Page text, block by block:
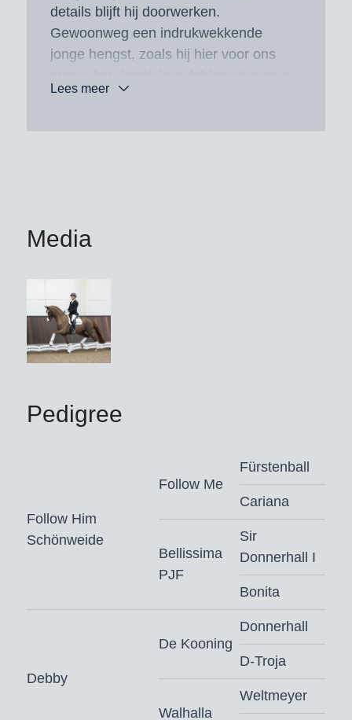
details blijft hij doorwerken.
Gewoonweg een indrukwekkende
jonge hengst, zoals hij hier voor ons
Thomas Münch in zijn commentaar
Zijn vader Follow Him’s Schönweide
verrichtingstesten. Voor zijn eerste
veulenjaargang werd hij door het
Oldenburger Verband uitgeroepen tot
Ia-Hauptprämien kampioen. Na
dressuurpaardenproeven won hij
onder Ann-Kathrin Lachemann M*-
9,0. Meerdere van zijn zonen werden
goedgekeurd, waaronder de finalist
van het Bundeschampionat voor
dressuurpaarden Follow Up, gereden
door Gonzalo Rodriguez Diaz.
goedgekeurde hengsten: Elton (v.
Escolar), succesvol in de Grote Tour
tijdens het CDI Rotterdam (NED)
onder Madeleine Witte-Vrees, en de
NRW-Staatshengst Selectric (v.
Sezuan), eveneens succesvol op
Lees meer
Media
Pedigree
Follow Him
Schönweide
Follow Me
Fürstenball
Cariana
Bellissima
PJF
Sir
Donnerhall I
Bonita
Debby
De Kooning
Donnerhall
D-Troja
Walhalla
Weltmeyer